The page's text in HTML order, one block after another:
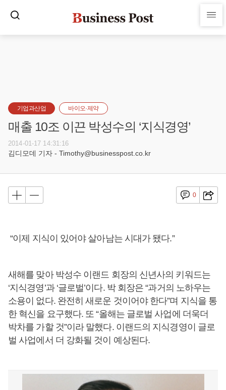
기업과산업 바이오·제약
매출 10조 이끈 박성수의 ‘지식경영’
2014-01-17 14:31:16
김디모데 기자 - Timothy@businesspost.co.kr
0
“이제 지식이 있어야 살아남는 시대가 됐다.”
새해를 맞아 박성수 이랜드 회장의 신년사의 키워드는
‘지식경영’과 ‘글로벌’이다. 박 회장은 “과거의 노하우는
소용이 없다. 완전히 새로운 것이어야 한다”며 지식을 통
한 혁신을 요구했다. 또 “올해는 글로벌 사업에 더욱더
박차를 가할 것”이라 말했다. 이랜드의 지식경영이 글로
벌 사업에서 더 강화될 것이 예상된다.